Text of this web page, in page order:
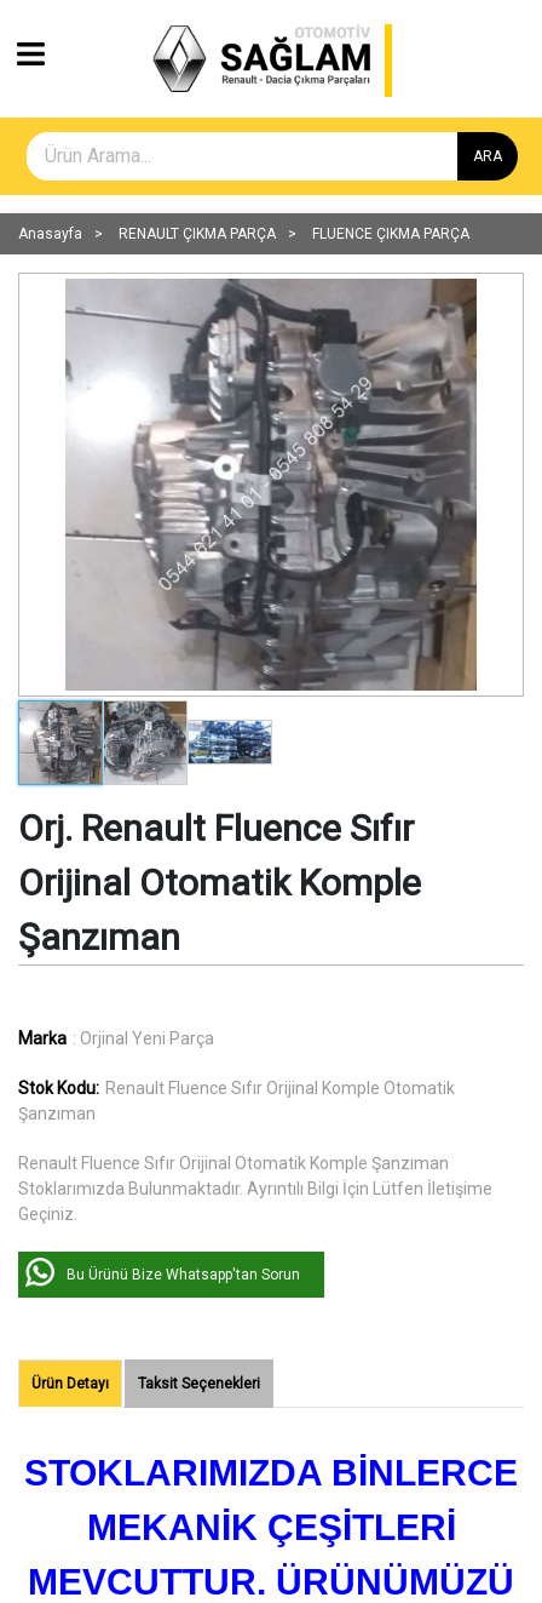
ARA
Anasayfa RENAULT ÇIKMA PARÇA FLUENCE ÇIKMA PARÇA
Orj. Renault Fluence Sıfır
Orijinal Otomatik Komple
Şanzıman
Marka : Orjinal Yeni Parça
Stok Kodu: Renault Fluence Sıfır Orijinal Komple Otomatik
Şanzıman
Renault Fluence Sıfır Orijinal Otomatik Komple Şanzıman
Stoklarımızda Bulunmaktadır. Ayrıntılı Bilgi İçin Lütfen İletişime
Geçiniz.
Bu Ürünü Bize Whatsapp'tan Sorun
Ürün Detayı Taksit Seçenekleri
STOKLARIMIZDA BİNLERCE
MEKANİK ÇEŞİTLERİ
MEVCUTTUR. ÜRÜNÜMÜZÜ